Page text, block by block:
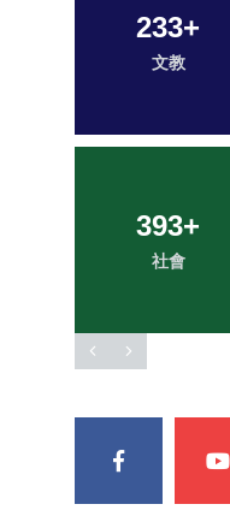
2+
大陸
115+
專欄